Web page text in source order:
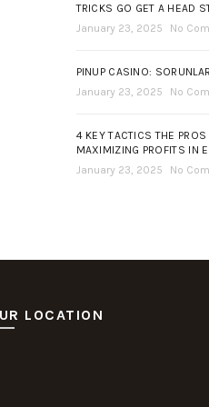
TRICKS GO GET A HEAD
January 23, 2025
No
PINUP CASINO:
January 23, 2025
No
4 KEY TACTICS THE PROS
MAXIMIZING PROFITS IN
January 23, 2025
No
LOCATION